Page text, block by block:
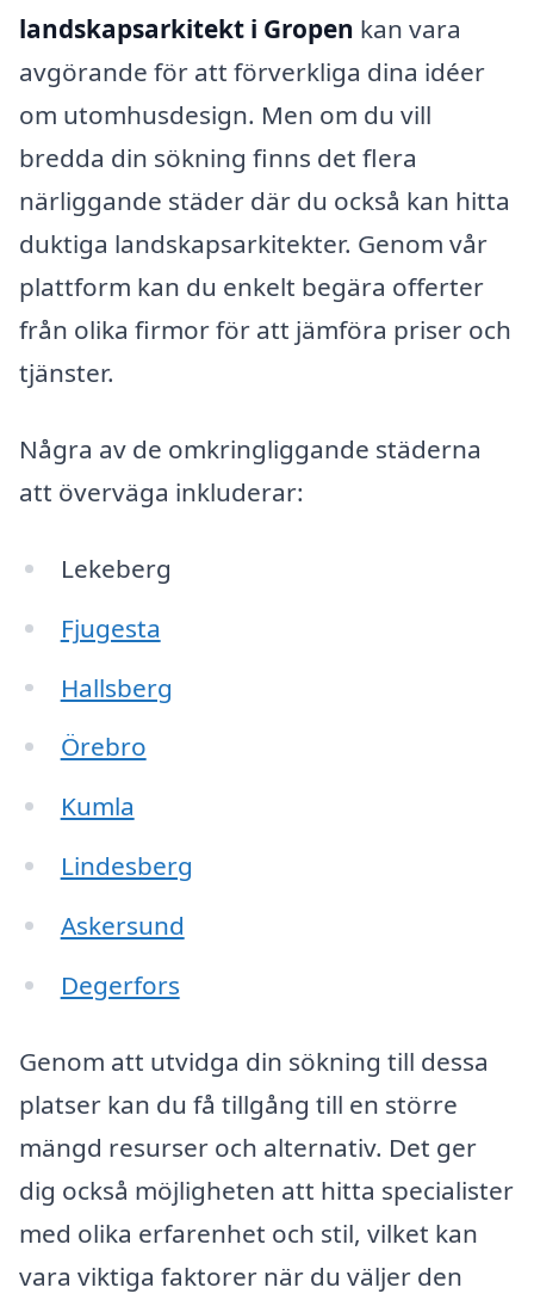
landskapsarkitekt i Gropen kan vara
avgörande för att förverkliga dina idéer
om utomhusdesign. Men om du vill
bredda din sökning finns det flera
närliggande städer där du också kan hitta
duktiga landskapsarkitekter. Genom vår
plattform kan du enkelt begära offerter
från olika firmor för att jämföra priser och
tjänster.
Några av de omkringliggande städerna
att överväga inkluderar:
Lekeberg
Fjugesta
Hallsberg
Örebro
Kumla
Lindesberg
Askersund
Degerfors
Genom att utvidga din sökning till dessa
platser kan du få tillgång till en större
mängd resurser och alternativ. Det ger
dig också möjligheten att hitta specialister
med olika erfarenhet och stil, vilket kan
vara viktiga faktorer när du väljer den